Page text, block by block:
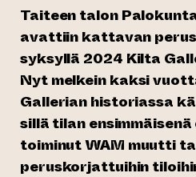
Taiteen talon
avattiin kattavan
syksyllä 2024 Kilta
Nyt melkein kaksi
Gallerian historiassa
sillä tilan
toiminut WAM muutti
peruskorjattuihin